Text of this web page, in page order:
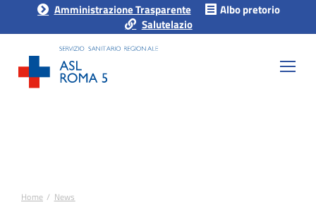
Amministrazione Trasparente
Albo pretorio
Salutelazio
Tu sei qui:
Home News